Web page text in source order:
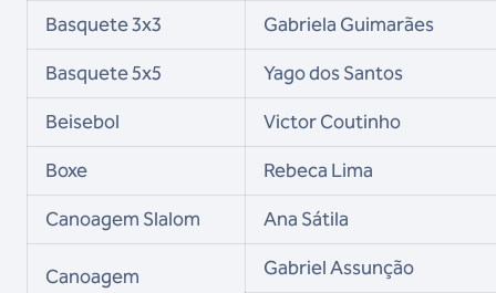
Basquete 3x3
Gabriela Guimarães
Basquete 5x5
Yago dos Santos
Beisebol
Victor Coutinho
Boxe
Rebeca Lima
Canoagem Slalom
Ana Sátila
Canoagem
Gabriel Assunção